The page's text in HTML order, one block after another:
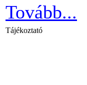
Tovább...
Tájékoztató